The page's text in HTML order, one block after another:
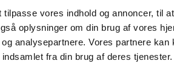
tilpasse vores indhold og annoncer, til
oplysninger om din brug af vores
analysepartnere. Vores partnere
fra din brug af deres tjenester.
Similar